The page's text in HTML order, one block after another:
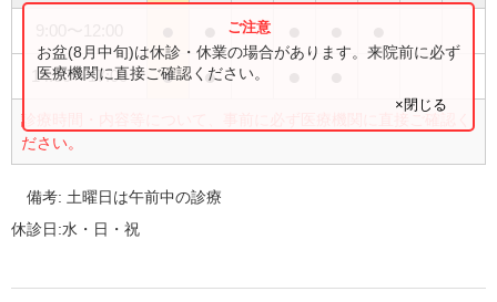
14:30〜17:00 ● ●
診療時間・内容等について、事前に必ず医療機関に直接ご確認く
ださい。
お盆(8月中旬)は休診・休業の場合があります。来院前に必ず
医療機関に直接ご確認ください。
×閉じる
備考: 土曜日は午前中の診療
休診日:水・日・祝